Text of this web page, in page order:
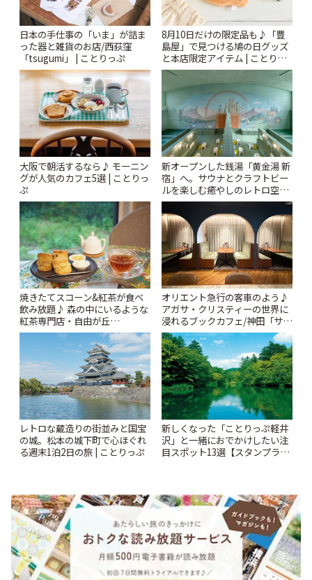
日本の手仕事の「いま」が詰ま
った器と雑貨のお店/西荻窪
「tsugumi」 | ことりっぷ
8月10日だけの限定品も♪「豊
島屋」で見つける鳩の日グッズ
と本店限定アイテム | ことりっ
ぷ
大阪で朝活するなら♪ モーニン
グが人気のカフェ5選 | ことりっ
ぷ
新オープンした銭湯「黄金湯 新
宿」へ。サウナとクラフトビー
ルを楽しむ癒やしのレトロ空間
| ことりっぷ
焼きたてスコーン&紅茶が食べ
飲み放題♪ 森の中にいるような
紅茶専門店・自由が丘
「YOTSUBA TEA」でのんびり
時間 | ことりっぷ
オリエント急行の客車のよう♪
アガサ・クリスティーの世界に
浸れるブックカフェ/神田「サロ
ンクリスティ」 | ことりっぷ
レトロな蔵造りの街並みと国宝
の城。松本の城下町で心ほぐれ
る週末1泊2日の旅 | ことりっぷ
新しくなった「ことりっぷ軽井
沢」と一緒におでかけしたい注
目スポット13選【スタンプラリ